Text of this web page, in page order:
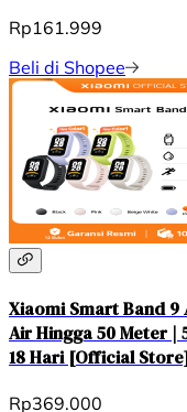
Rp161.999
Beli di Shopee
Xiaomi Smart Band
Air Hingga 50 Meter |
18 Hari [Official
Rp369.000